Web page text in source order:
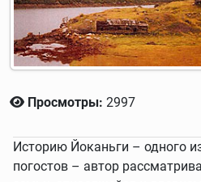
Просмотры: 2997
Историю Йоканьги – одного
погостов – автор